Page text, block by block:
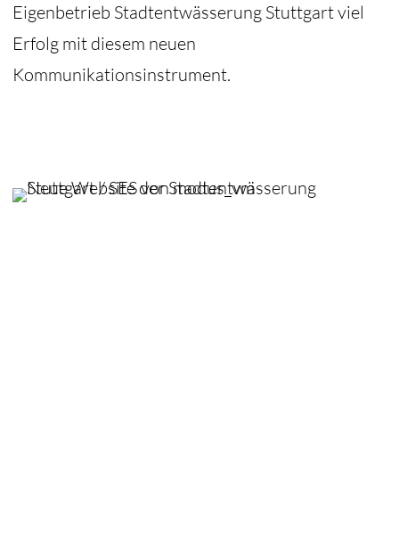
Eigenbetrieb Stadtentwässerung Stuttgart viel
Erfolg mit diesem neuen
Kommunikationsinstrument.